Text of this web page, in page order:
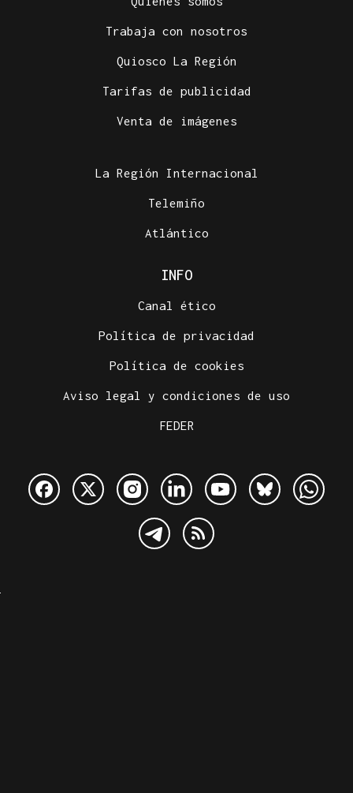
Trabaja con nosotros
Quiosco La Región
Tarifas de publicidad
Venta de imágenes
La Región Internacional
Telemiño
Atlántico
INFO
Canal ético
Política de privacidad
Política de cookies
Aviso legal y condiciones de uso
FEDER